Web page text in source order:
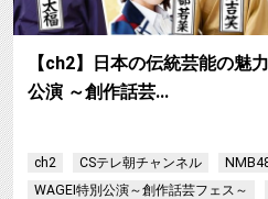
【ch2】日本の伝統芸能の魅
公演 ～創作話芸…
ch2 CSテレ朝チャンネル
WAGEI特別公演～創作話芸フェス～